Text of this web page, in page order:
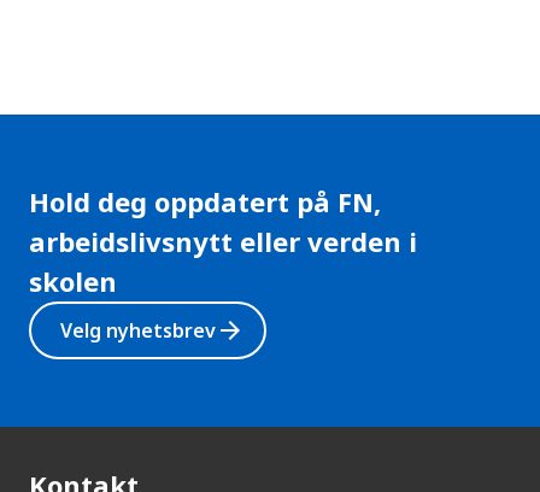
Hold deg oppdatert på FN,
arbeidslivsnytt eller verden i
skolen
Velg nyhetsbrevarrow_forward